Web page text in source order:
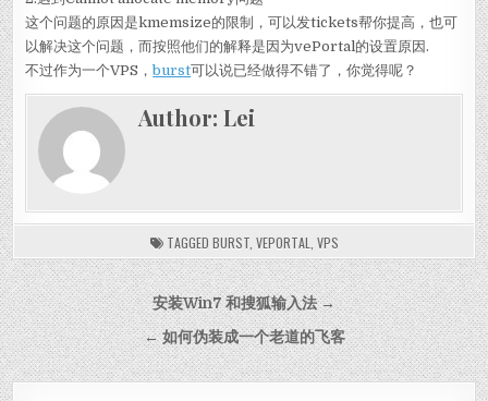
这个问题的原因是kmemsize的限制，可以发tickets帮你提高，也可
以解决这个问题，而按照他们的解释是因为vePortal的设置原因.
不过作为一个VPS，burst可以说已经做得不错了，你觉得呢？
Author:Lei
TAGGED BURST, VEPORTAL VPS
Post navigation安装Win7 和搜狐输入法 →
← 如何伪装成一个老道的飞客